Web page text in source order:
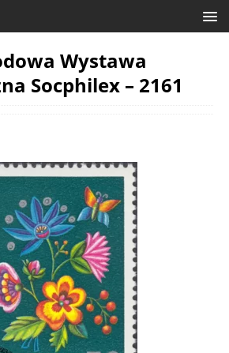
Wystawa
Socphilex – 2161